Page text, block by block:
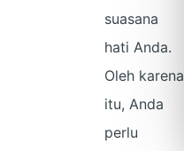
suasana
hati Anda.
Oleh karena
itu, Anda
perlu